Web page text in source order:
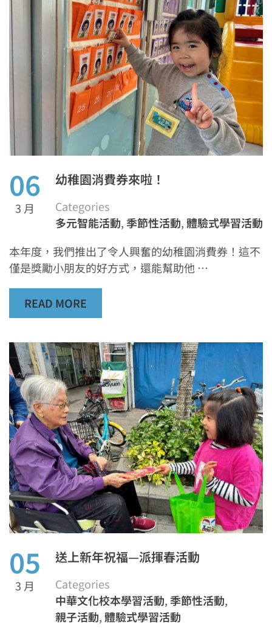
06
3 月
幼稚園消費券來啦！
Categories
多元智能活動, 季節性活動,體驗式學習活動
本年度，我們推出了令人興奮的幼稚園消費券！這不
僅是獎勵小朋友的好方式，還能幫助他 …
READ MORE
05
3 月
送上新年祝福—派揮春活動
Categories
中華文化校本學習活動, 季節性活動,
親子活動,體驗式學習活動